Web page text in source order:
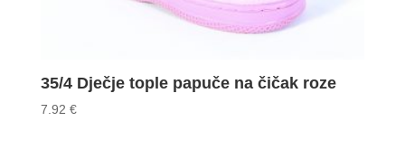
35/4 Dječje tople papuče na čičak roze
7.92 €